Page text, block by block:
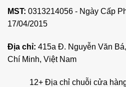
MST: 0313214056 - Ngày Cấp
17/04/2015
Địa chỉ: 415a Đ. Nguyễn Văn
Chí Minh, Việt Nam
12+ Địa chỉ chuỗi cửa